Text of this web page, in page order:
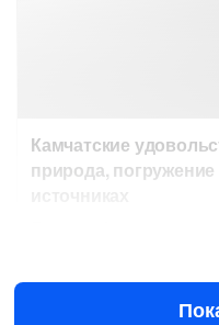
Камчатские
природа, погружение
205 555 ₽за человека